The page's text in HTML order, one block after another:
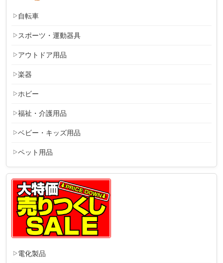
自転車
スポーツ・運動器具
アウトドア用品
楽器
ホビー
福祉・介護用品
ベビー・キッズ用品
ペット用品
電化製品